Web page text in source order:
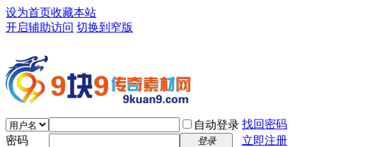
设为首页收藏本站
开启辅助访问 切换到窄版
自动登录 找回密码
密码
登录
立即注册